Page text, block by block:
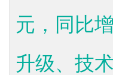
元，同比
升级、技